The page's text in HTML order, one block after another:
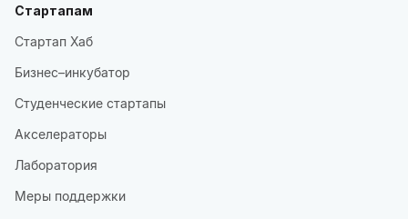
Стартапам
Стартап Хаб
Бизнес–инкубатор
Студенческие стартапы
Акселераторы
Лаборатория
Меры поддержки